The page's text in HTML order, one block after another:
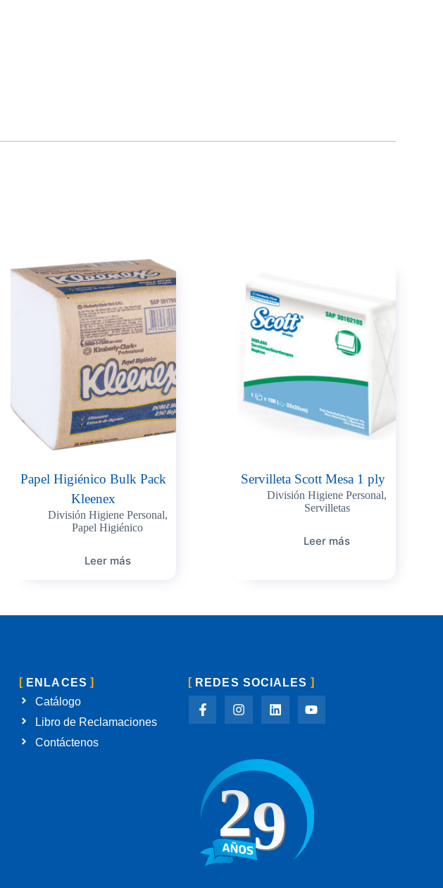
Papel Higiénico Bulk Pack
Kleenex
División Higiene Personal,
Papel Higiénico
Leer más
Servilleta Scott Mesa 1 ply
División Higiene Personal,
Servilletas
Leer más
ENLACES
Catálogo
Libro de Reclamaciones
Contáctenos
REDES SOCIALES